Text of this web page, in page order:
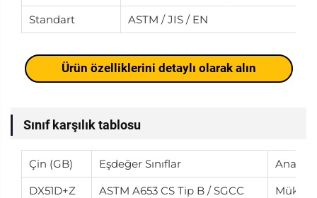
Standart
ASTM / JIS / EN
Ürün özelliklerini detaylı olarak alın
Sınıf karşılık tablosu
Çin (GB) Eşdeğer Sınıflar
Ana
DX51D+Z
ASTM A653 CS Tip B / SGCC